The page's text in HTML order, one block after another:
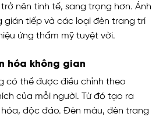
nên tinh tế, sang trọng hơn. Ánh
gián tiếp và các loại đèn trang trí
ứng thẩm mỹ tuyệt vời.
hóa không gian
có thể được điều chỉnh theo
của mỗi người. Từ đó tạo ra
độc đáo. Đèn màu, đèn trang